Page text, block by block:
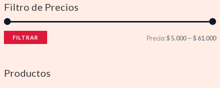
Filtro de Precios
FILTRAR Precio:$ 5.000—$ 61.000
Productos